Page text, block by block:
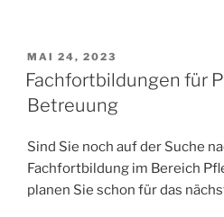
VERÖFFENTLICHT
AM
MAI 24, 2023
Fachfortbildungen für
Betreuung
Sind Sie noch auf der Suche
Fachfortbildung im Bereich
planen Sie schon für das